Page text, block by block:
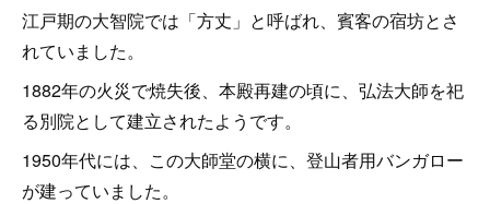
江戸期の大智院では「方丈」と呼ばれ、賓客の宿坊とさ
れていました。
1882年の火災で焼失後、本殿再建の頃に、弘法大師を祀
る別院として建立されたようです。
1950年代には、この大師堂の横に、登山者用バンガロー
が建っていました。